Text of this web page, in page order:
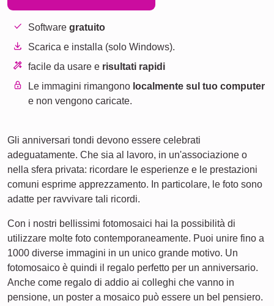
Softwaregratuito
Scarica e installa (solo Windows).
facile da usare e risultati rapidi
Le immagini rimangono localmente sul tuo computer
e non vengono caricate.
Gli anniversari tondi devono essere celebrati
adeguatamente. Che sia al lavoro, in un'associazione o
nella sfera privata: ricordare le esperienze e le prestazioni
comuni esprime apprezzamento. In particolare, le foto sono
adatte per ravvivare tali ricordi.
Con i nostri bellissimi fotomosaici hai la possibilità di
utilizzare molte foto contemporaneamente. Puoi unire fino a
1000 diverse immagini in un unico grande motivo. Un
fotomosaico è quindi il regalo perfetto per un anniversario.
Anche come regalo di addio ai colleghi che vanno in
pensione, un poster a mosaico può essere un bel pensiero.